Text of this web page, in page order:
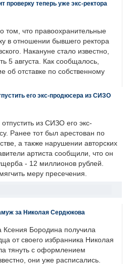
теперь уже экс-ректора
том, что правоохранительные
в отношении бывшего ректора
Накануне стало известно,
5 августа. Как сообщалось,
об отставке по собственному
его экс-продюсера из СИЗО
из СИЗО его экс-
Ранее тот был арестован по
а также нарушении авторских
артиста сообщили, что он
- 12 миллионов рублей.
меру пресечения.
за Николая Сердюкова
Ксения Бородина получила
от своего избранника Николая
тянуть с оформлением
они уже расписались.